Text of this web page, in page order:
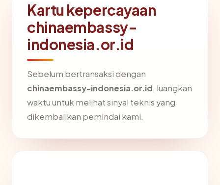
Kartu kepercayaan
chinaembassy-
indonesia.or.id
Sebelum bertransaksi dengan
chinaembassy-indonesia.or.id, luangkan
waktu untuk melihat sinyal teknis yang
dikembalikan pemindai kami.